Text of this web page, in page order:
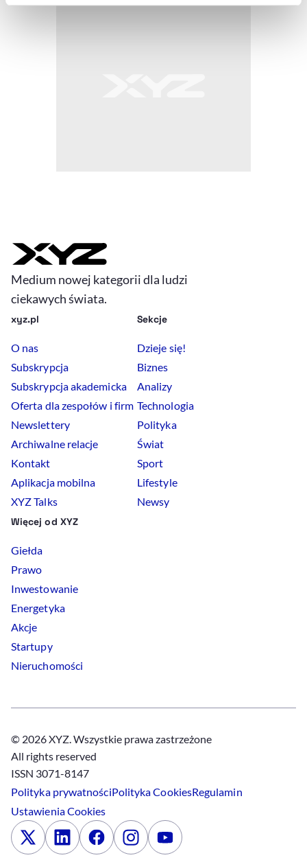
Medium nowej kategorii dla ludzi
ciekawych świata.
xyz.pl
O nas
Subskrypcja
Subskrypcja akademicka
Oferta dla zespołów i firm
Newslettery
Archiwalne relacje
Kontakt
Aplikacja mobilna
XYZ Talks
Sekcje
Dzieje się!
Biznes
Analizy
Technologia
Polityka
Świat
Sport
Lifestyle
Newsy
Więcej od XYZ
Giełda
Prawo
Inwestowanie
Energetyka
Akcje
Startupy
Nieruchomości
© 2026 XYZ. Wszystkie prawa zastrzeżone
All rights reserved
ISSN 3071-8147
Polityka prywatnościPolitykaCookiesRegulamin
UstawieniaCookies
x LinkedinFacebookInstagramYoutube